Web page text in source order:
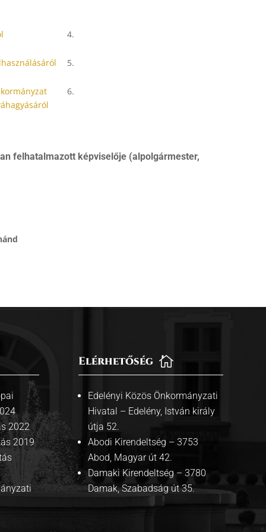
4.
5.
6.
felhatalmazott képviselője (alpolgármester,
2022
2019

Elérhetőség
Edelényi Közös Önkormányzati
Hivatal – Edelény, István király
útja 52.
Abodi Kirendeltség – 3753
Abod, Magyar út 42.
Damaki Kirendeltség – 3780
Damak, Szabadság út 35.